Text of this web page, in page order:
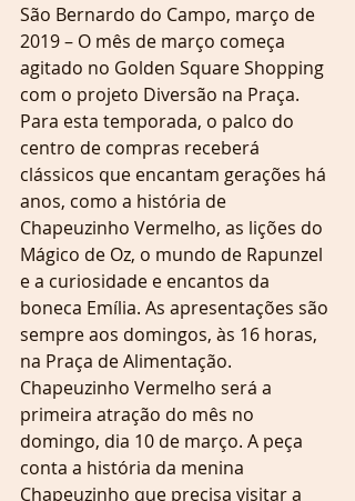
São Bernardo do Campo, março de
2019 – O mês de março começa
agitado no Golden Square Shopping
com o projeto Diversão na Praça.
Para esta temporada, o palco do
centro de compras receberá
clássicos que encantam gerações há
anos, como a história de
Chapeuzinho Vermelho, as lições do
Mágico de Oz, o mundo de Rapunzel
e a curiosidade e encantos da
boneca Emília. As apresentações são
sempre aos domingos, às 16 horas,
na Praça de Alimentação.
Chapeuzinho Vermelho será a
primeira atração do mês no
domingo, dia 10 de março. A peça
conta a história da menina
Chapeuzinho que precisa visitar a